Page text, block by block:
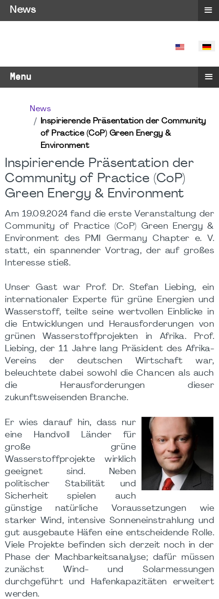
SPRACHE
Menu ≡
News
Inspirierende Präsentation der Community
of Practice (CoP) Green Energy &
Environment
Inspirierende Präsentation der
Community of Practice (CoP)
Green Energy & Environment
Am 19.09.2024 fand die erste Veranstaltung der
Community of Practice (CoP) Green Energy &
Environment des PMI Germany Chapter e. V.
statt, ein spannender Vortrag, der auf großes
Interesse stieß.
Unser Gast war Prof. Dr. Stefan Liebing, ein
internationaler Experte für grüne Energien und
Wasserstoff, teilte seine wertvollen Einblicke in
die Entwicklungen und Herausforderungen von
grünen Wasserstoffprojekten in Afrika. Prof.
Liebing, der 11 Jahre lang Präsident des Afrika-
Vereins der deutschen Wirtschaft war,
beleuchtete dabei sowohl die Chancen als auch
die Herausforderungen dieser
zukunftsweisenden Branche.
Er wies darauf hin, dass nur
eine Handvoll Länder für
große grüne
Wasserstoffprojekte wirklich
geeignet sind. Neben
politischer Stabilität und
Sicherheit spielen auch
günstige natürliche Voraussetzungen wie
starker Wind, intensive Sonneneinstrahlung und
gut ausgebaute Häfen eine entscheidende Rolle.
Viele Projekte befinden sich derzeit noch in der
Phase der Machbarkeitsanalyse; dafür müssen
zunächst Wind- und Solarmessungen
durchgeführt und Hafenkapazitäten erweitert
werden.
News ≡